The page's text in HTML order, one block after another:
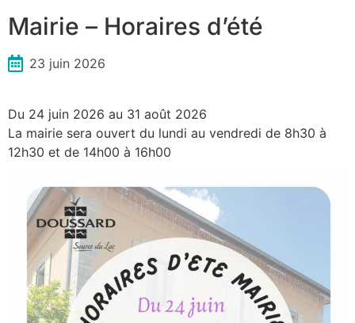
Mairie – Horaires d’été
23 juin 2026
Du 24 juin 2026 au 31 août 2026
La mairie sera ouvert du lundi au vendredi de 8h30 à
12h30 et de 14h00 à 16h00